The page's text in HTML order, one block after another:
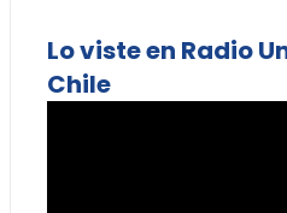
Lo viste en Radio
Chile